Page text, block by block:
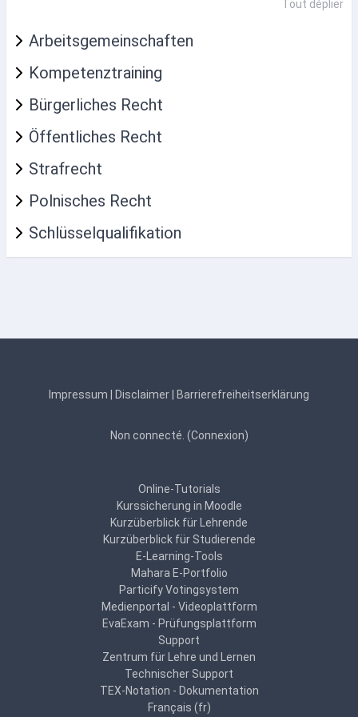
Tout déplier
Arbeitsgemeinschaften
Kompetenztraining
Bürgerliches Recht
Öffentliches Recht
Strafrecht
Polnisches Recht
Schlüsselqualifikation
Impressum Disclaimer Barrierefreiheitserklärung
Non connecté. (Connexion)
Online-Tutorials
Kurssicherung in Moodle
Kurzüberblick für Lehrende
Kurzüberblick für Studierende
E-Learning-Tools
Mahara E-Portfolio
Particify Votingsystem
Medienportal - Videoplattform
EvaExam - Prüfungsplattform
Support
Zentrum für Lehre und Lernen
Technischer Support
TEX-Notation - Dokumentation
Français ‎(fr)‎